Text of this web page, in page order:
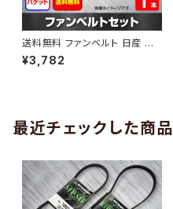
送料無料 ファンベルト 日産 キ
ューブ 型式Z12 H20.11～H24.
10 （国内トップメーカー） 1本 H
¥3,782
最近チェックした商品